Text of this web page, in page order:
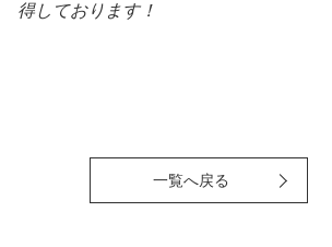
得しております！
一覧へ戻る